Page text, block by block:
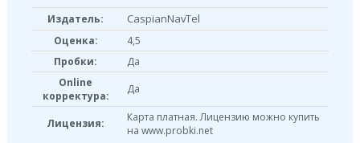
Издатель: CaspianNavTel
Оценка:
4,5
Пробки:
Да
Online
корректура:
Да
Лицензия:
Карта платная. Лицензию можно купить
на www.probki.net